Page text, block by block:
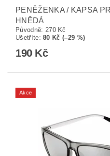
PENĚŽENKA / KAPSA
HNĚDÁ
Původně: 270 Kč
Ušetříte:80 Kč (–29 %)
190 Kč
Akce